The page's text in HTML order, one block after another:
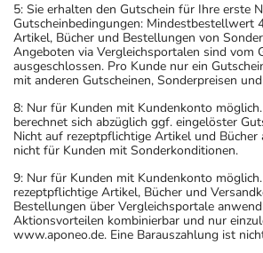
5: Sie erhalten den Gutschein für Ihre erste
Gutscheinbedingungen: Mindestbestellwert
Artikel, Bücher und Bestellungen von
Angeboten via Vergleichsportalen sind vom
ausgeschlossen. Pro Kunde nur ein
mit anderen Gutscheinen, Sonderpreisen
8: Nur für Kunden mit Kundenkonto
berechnet sich abzüglich ggf. eingelöster
Nicht auf rezeptpflichtige Artikel und
nicht für Kunden mit Sonderkonditionen.
9: Nur für Kunden mit Kundenkonto
rezeptpflichtige Artikel, Bücher und
Bestellungen über Vergleichsportale
Aktionsvorteilen kombinierbar und nur
www.aponeo.de. Eine Barauszahlung ist